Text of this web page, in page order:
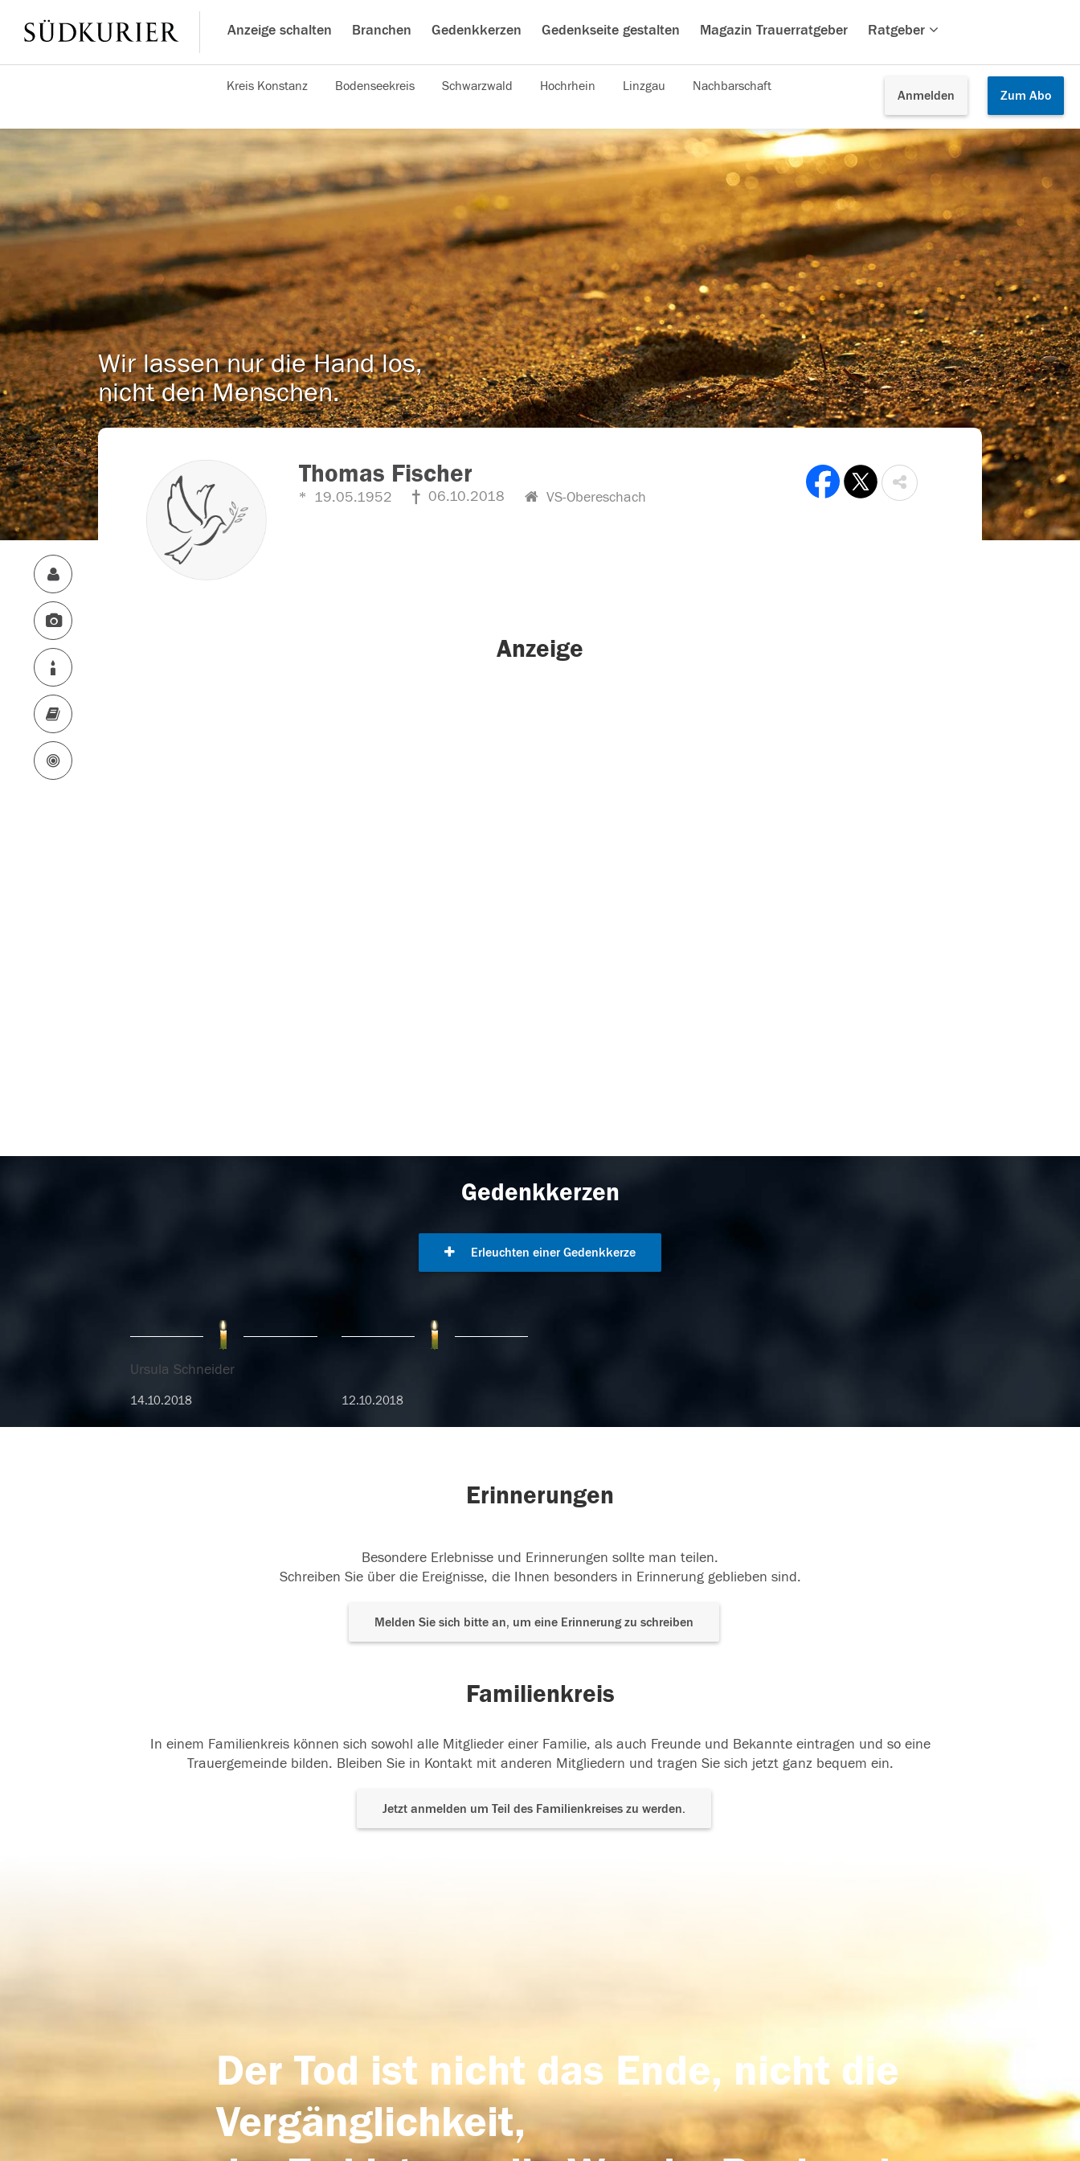
Anzeige schalten Branchen Gedenkkerzen Gedenkseite gestalten Magazin Trauerratgeber Ratgeber
Anmelden Zum Abo
Kreis Konstanz Bodenseekreis Schwarzwald Hochrhein Linzgau Nachbarschaft
Wir lassen nur die Hand los,
nicht den Menschen.
Thomas Fischer
19.05.1952 06.10.2018 VS-Obereschach
Anzeige
Gedenkkerzen
Erleuchten einer Gedenkkerze
Ursula Schneider
14.10.2018 12.10.2018
Erinnerungen
Besondere Erlebnisse und Erinnerungen sollte man teilen.
Schreiben Sie über die Ereignisse, die Ihnen besonders in Erinnerung geblieben sind.
Melden Sie sich bitte an, um eine Erinnerung zu schreiben
Familienkreis
In einem Familienkreis können sich sowohl alle Mitglieder einer Familie, als auch Freunde und Bekannte eintragen und so eine
Trauergemeinde bilden. Bleiben Sie in Kontakt mit anderen Mitgliedern und tragen Sie sich jetzt ganz bequem ein.
Jetzt anmelden um Teil des Familienkreises zu werden.
Der Tod ist nicht das Ende, nicht die
Vergänglichkeit,